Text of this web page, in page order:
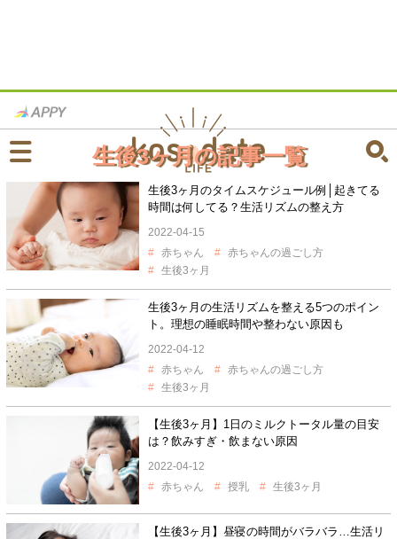
生後3ヶ月の記事一覧
生後3ヶ月のタイムスケジュール例│起きてる
時間は何してる？生活リズムの整え方
2022-04-15
赤ちゃん
赤ちゃんの過ごし方
生後3ヶ月
生後3ヶ月の生活リズムを整える5つのポイン
ト。理想の睡眠時間や整わない原因も
2022-04-12
赤ちゃん
赤ちゃんの過ごし方
生後3ヶ月
【生後3ヶ月】1日のミルクトータル量の目安
は？飲みすぎ・飲まない原因
2022-04-12
赤ちゃん
授乳 生後3ヶ月
【生後3ヶ月】昼寝の時間がバラバラ…生活リ